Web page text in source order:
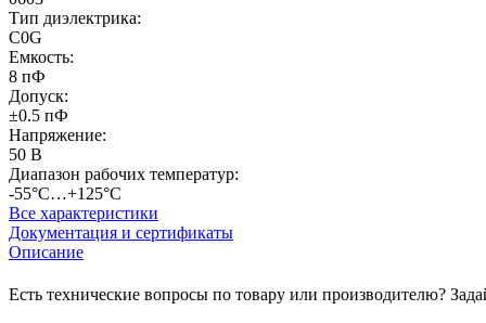
Тип диэлектрика:
C0G
Емкость:
8 пФ
Допуск:
±0.5 пФ
Напряжение:
50 В
Диапазон рабочих температур:
-55°C…+125°C
Все характеристики
Документация и сертификаты
Описание
Есть технические вопросы по товару или производителю?